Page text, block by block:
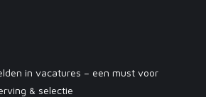
in vacatures – een must voor
& selectie